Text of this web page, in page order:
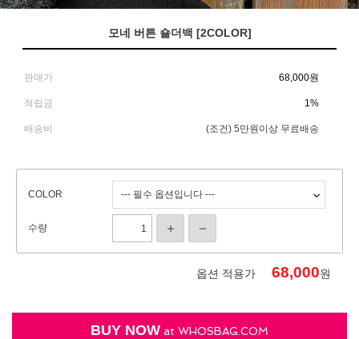
모네 버튼 숄더백 [2COLOR]
판매가 68,000원
적립금 1%
배송비 (조건) 5만원이상 무료배송
COLOR
수량
옵션 적용가 68,000원
BUY NOW at WHOSBAG.COM